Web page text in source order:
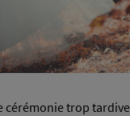
cérémonie trop